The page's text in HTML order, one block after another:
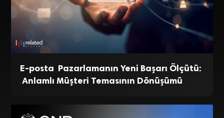
E-posta Pazarlamanın Yeni Başarı Ölçütü:
Anlamlı Müşteri Temasının Dönüşümü